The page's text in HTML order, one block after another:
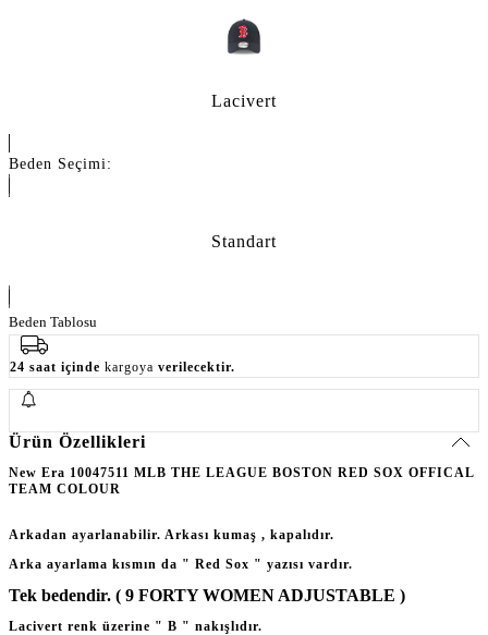
Lacivert
Beden Seçimi:
Standart
Beden Tablosu
24 saat içinde kargoya verilecektir.
Ürün Özellikleri
New Era 10047511 MLB THE LEAGUE BOSTON RED SOX OFFICAL
TEAM COLOUR
Arkadan ayarlanabilir. Arkası kumaş , kapalıdır.
Arka ayarlama kısmın da " Red Sox " yazısı vardır.
Tek bedendir. ( 9 FORTY WOMEN ADJUSTABLE )
Lacivert renk üzerine " B " nakışlıdır.